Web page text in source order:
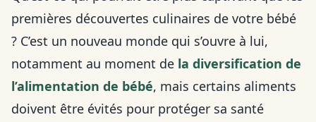
premières découvertes culinaires de votre bébé
? C’est un nouveau monde qui s’ouvre à lui,
notamment au moment de la diversification de
l’alimentation de bébé, mais certains aliments
doivent être évités pour protéger sa santé